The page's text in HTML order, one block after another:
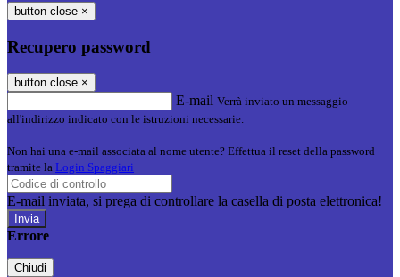
button close ×
Recupero password
button close ×
E-mail Verrà inviato un messaggio
all'indirizzo indicato con le istruzioni necessarie.
Non hai una e-mail associata al nome utente? Effettua il reset della password
tramite la Login Spaggiari
E-mail inviata, si prega di controllare la casella di posta elettronica!
Errore
Chiudi